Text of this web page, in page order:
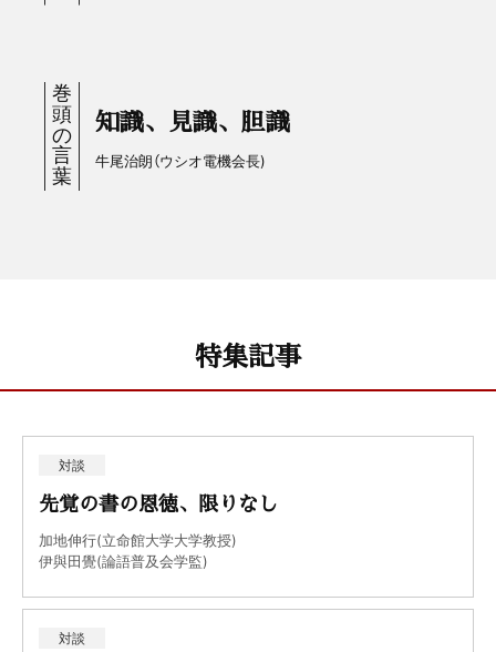
知識、見識、胆識
牛尾治朗（ウシオ電機会長)
特集記事
対談
先覚の書の恩徳、限りなし
加地伸行(立命館大学大学教授)
伊與田覺(論語普及会学監)
対談